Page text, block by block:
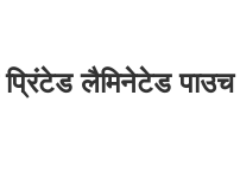
प्रिंटेड लैमिनेटेड